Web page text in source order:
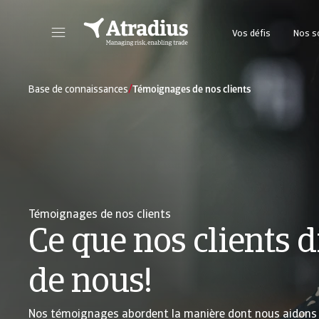
Vos défis Nos
Base de connaissances/Témoignages de nos clients
Témoignages de nos clients
Ce que nos clients
de nous!
Nos témoignages abordent la manière dont nous aidons